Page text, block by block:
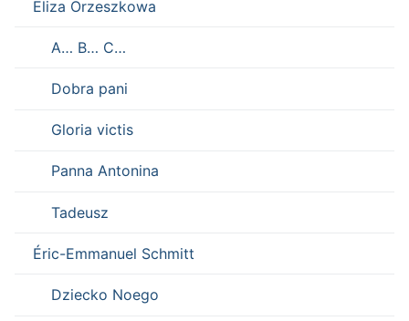
Eliza Orzeszkowa
A… B… C…
Dobra pani
Gloria victis
Panna Antonina
Tadeusz
Éric-Emmanuel Schmitt
Dziecko Noego